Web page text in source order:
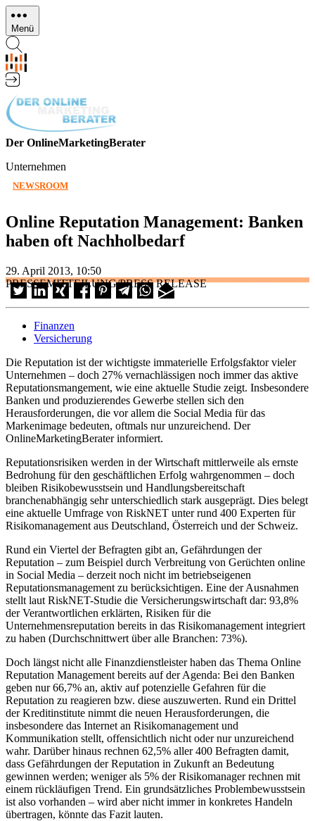
Direkt
zum
Inhalt
Menü
Der OnlineMarketingBerater
Unternehmen
NEWSROOM
Online Reputation Management: Banken
haben oft Nachholbedarf
29. April 2013, 10:50
PRESSEMITTEILUNG/PRESS RELEASE
Finanzen
Versicherung
Die Reputation ist der wichtigste immaterielle Erfolgsfaktor vieler
Unternehmen – doch 27% vernachlässigen noch immer das aktive
Reputationsmangement, wie eine aktuelle Studie zeigt. Insbesondere
Banken und produzierendes Gewerbe stellen sich den
Herausforderungen, die vor allem die Social Media für das
Markenimage bedeuten, oftmals nur unzureichend. Der
OnlineMarketingBerater informiert.
Reputationsrisiken werden in der Wirtschaft mittlerweile als ernste
Bedrohung für den geschäftlichen Erfolg wahrgenommen – doch
bleiben Risikobewusstsein und Handlungsbereitschaft
branchenabhängig sehr unterschiedlich stark ausgeprägt. Dies belegt
eine aktuelle Umfrage von RiskNET unter rund 400 Experten für
Risikomanagement aus Deutschland, Österreich und der Schweiz.
Rund ein Viertel der Befragten gibt an, Gefährdungen der
Reputation – zum Beispiel durch Verbreitung von Gerüchten online
in Social Media – derzeit noch nicht im betriebseigenen
Reputationsmanagement zu berücksichtigen. Eine der Ausnahmen
stellt laut RiskNET-Studie die Versicherungswirtschaft dar: 93,8%
der Verantwortlichen erklärten, Risiken für die
Unternehmensreputation bereits in das Risikomanagement integriert
zu haben (Durchschnittwert über alle Branchen: 73%).
Doch längst nicht alle Finanzdienstleister haben das Thema Online
Reputation Management bereits auf der Agenda: Bei den Banken
geben nur 66,7% an, aktiv auf potenzielle Gefahren für die
Reputation zu reagieren bzw. diese auszuwerten. Rund ein Drittel
der Kreditinstitute nimmt die neuen Herausforderungen, die
insbesondere das Internet an Risikomanagement und
Kommunikation stellt, offensichtlich nicht oder nur unzureichend
wahr. Darüber hinaus rechnen 62,5% aller 400 Befragten damit,
dass Gefährdungen der Reputation in Zukunft an Bedeutung
gewinnen werden; weniger als 5% der Risikomanager rechnen mit
einem rückläufigen Trend. Ein grundsätzliches Problembewusstsein
ist also vorhanden – wird aber nicht immer in konkretes Handeln
übertragen, könnte das Fazit lauten.